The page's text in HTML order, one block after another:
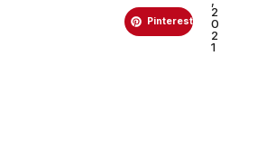
Pinterest
2
0
2
1